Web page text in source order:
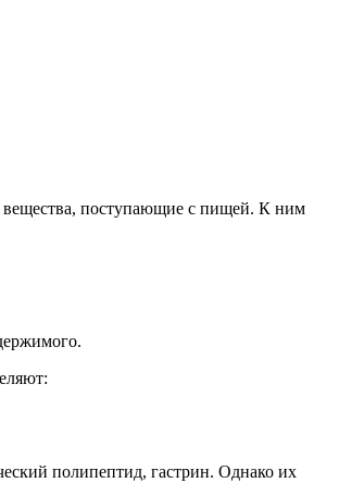
вещества, поступающие с пищей. К ним
полипептид, гастрин. Однако их